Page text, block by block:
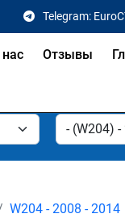
Telegram:
Отзывы
W204 - 2008 - 2014